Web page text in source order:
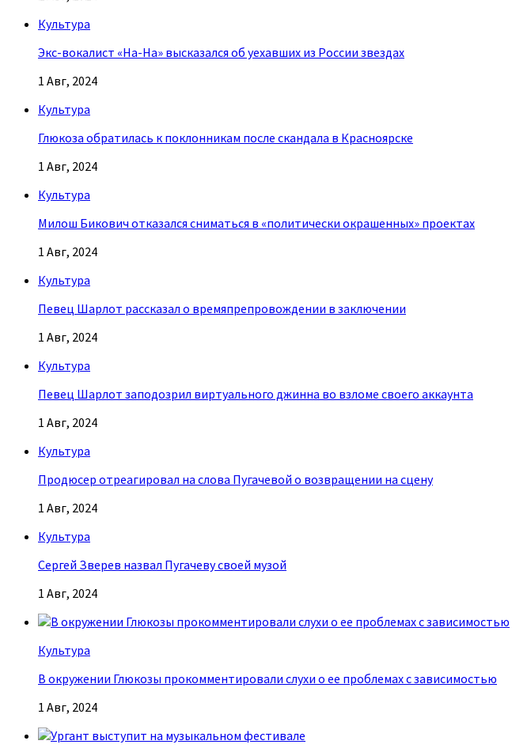
Культура
Экс-вокалист «На-На» высказался об уехавших из России звездах
1 Авг, 2024
Культура
Глюкоза обратилась к поклонникам после скандала в Красноярске
1 Авг, 2024
Культура
Милош Бикович отказался сниматься в «политически окрашенных» проектах
1 Авг, 2024
Культура
Певец Шарлот рассказал о времяпрепровождении в заключении
1 Авг, 2024
Культура
Певец Шарлот заподозрил виртуального джинна во взломе своего аккаунта
1 Авг, 2024
Культура
Продюсер отреагировал на слова Пугачевой о возвращении на сцену
1 Авг, 2024
Культура
Сергей Зверев назвал Пугачеву своей музой
1 Авг, 2024
Культура
В окружении Глюкозы прокомментировали слухи о ее проблемах с зависимостью
1 Авг, 2024